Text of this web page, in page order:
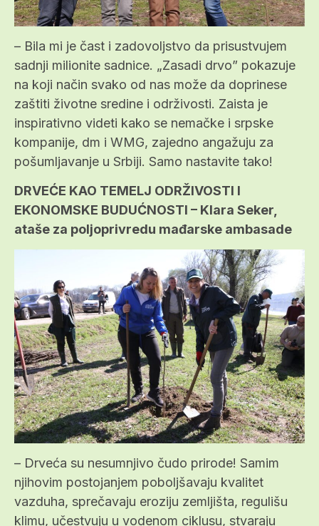
– Bila mi je čast i zadovoljstvo da prisustvujem
sadnji milionite sadnice. „Zasadi drvo” pokazuje
na koji način svako od nas može da doprinese
zaštiti životne sredine i održivosti. Zaista je
inspirativno videti kako se nemačke i srpske
kompanije, dm i WMG, zajedno angažuju za
pošumljavanje u Srbiji. Samo nastavite tako!
DRVEĆE KAO TEMELJ ODRŽIVOSTI I
EKONOMSKE BUDUĆNOSTI – Klara Seker,
ataše za poljoprivredu mađarske ambasade
– Drveća su nesumnjivo čudo prirode! Samim
njihovim postojanjem poboljšavaju kvalitet
vazduha, sprečavaju eroziju zemljišta, regulišu
klimu, učestvuju u vodenom ciklusu, stvaraju